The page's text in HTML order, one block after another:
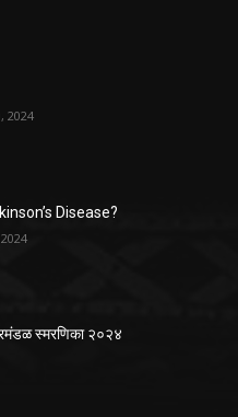
2024
Disease?
स्मरणिका २०२४